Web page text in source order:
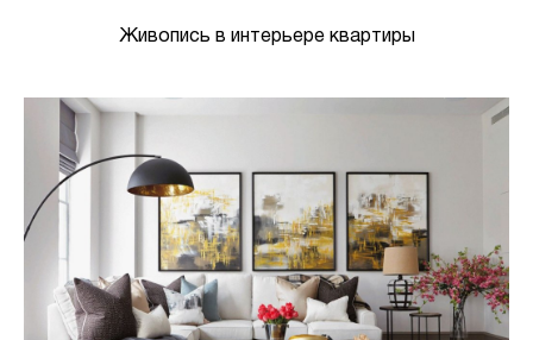
Живопись в интерьере квартиры